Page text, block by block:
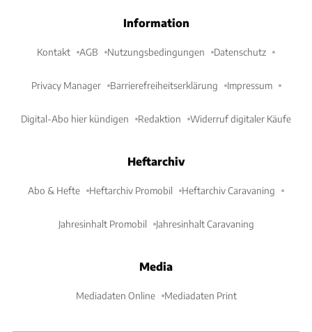
Information
Kontakt AGB Nutzungsbedingungen Datenschutz
Privacy Manager Barrierefreiheitserklärung Impressum
Digital-Abo hier kündigen Redaktion Widerruf digitaler Käufe
Heftarchiv
Abo & Hefte Heftarchiv Promobil Heftarchiv Caravaning
Jahresinhalt Promobil Jahresinhalt Caravaning
Media
Mediadaten Online Mediadaten Print